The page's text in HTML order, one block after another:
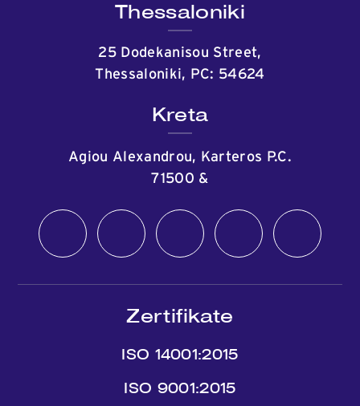
Thessaloniki
25 Dodekanisou Street,
Thessaloniki, PC: 54624
Kreta
Agiou Alexandrou, Karteros P.C.
71500 &
Zertifikate
ISO 14001:2015
ISO 9001:2015